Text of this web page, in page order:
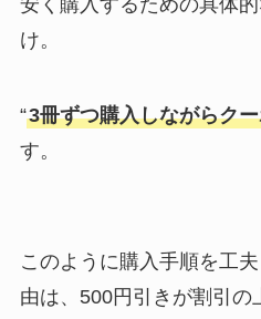
安く購入するための具体
け。
“3冊ずつ購入しながらク
す。
このように購入手順を工
由は、500円引きが割引の